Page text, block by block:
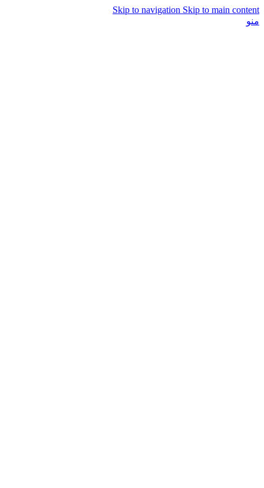
Skip to navigation Skip to main content
منو